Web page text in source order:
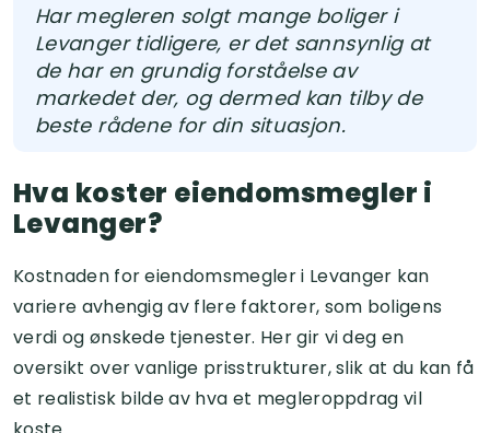
Har megleren solgt mange boliger i
Levanger tidligere, er det sannsynlig at
de har en grundig forståelse av
markedet der, og dermed kan tilby de
beste rådene for din situasjon.
Hva koster eiendomsmegler i
Levanger?
Kostnaden for eiendomsmegler i Levanger kan
variere avhengig av flere faktorer, som boligens
verdi og ønskede tjenester. Her gir vi deg en
oversikt over vanlige prisstrukturer, slik at du kan få
et realistisk bilde av hva et megleroppdrag vil